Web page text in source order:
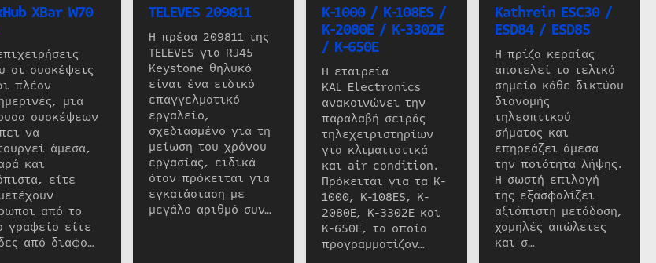
XBar W70
οι συσκέψεις
πλέον
μια
συσκέψεων
να
άμεσα,
και
είτε
από το
γραφείο είτε
από διαφο…
TELEVES 209811
Η πρέσα 209811 της
TELEVES για RJ45
Keystone θηλυκό
είναι ένα ειδικό
επαγγελματικό
εργαλείο,
σχεδιασμένο για τη
μείωση του χρόνου
εργασίας, ειδικά
όταν πρόκειται για
εγκατάσταση με
μεγάλο αριθμό συν…
K-1000 / K-108ES /
K-2080E / K-3302E
/ K-650E
Η εταιρεία
KAL Electronics
ανακοινώνει την
παραλαβή σειράς
τηλεχειριστηρίων
για κλιματιστικά
και air condition.
Πρόκειται για τα K-
1000, K-108ES, K-
2080E, K-3302E και
K-650E, τα οποία
προγραμματίζον…
Kathrein ESC30 /
ESD84 / ESD85
Η πρίζα κεραίας
αποτελεί το τελικό
σημείο κάθε δικτύου
διανομής
τηλεοπτικού
σήματος και
επηρεάζει άμεσα
την ποιότητα λήψης.
Η σωστή επιλογή
της εξασφαλίζει
αξιόπιστη μετάδοση,
χαμηλές απώλειες
και σ…